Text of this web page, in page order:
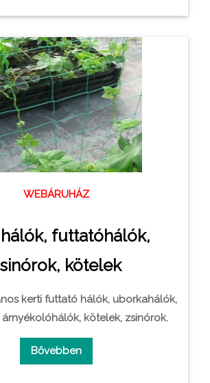
WEBÁRUHÁZ
futtatóhálók,
kötelek
kerti futtató hálók, uborkahálók,
kötelek, zsinórok.
Bővebben